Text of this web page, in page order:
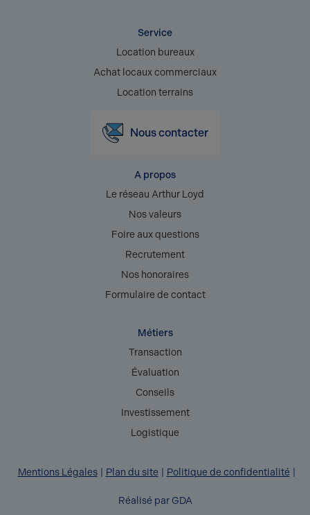
Service
Location bureaux
Achat locaux commerciaux
Location terrains
Nous contacter
A propos
Le réseau Arthur Loyd
Nos valeurs
Foire aux questions
Recrutement
Nos honoraires
Formulaire de contact
Métiers
Transaction
Évaluation
Conseils
Investissement
Logistique
Mentions Légales Plan du site Politique de confidentialité
Réalisé par GDA